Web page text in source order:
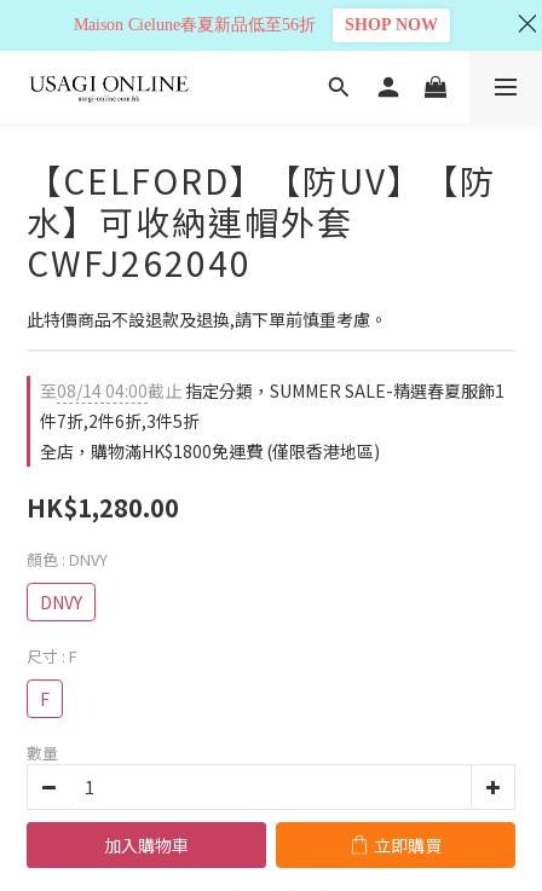
【CELFORD】【防UV】【防
水】可收納連帽外套
CWFJ262040
此特價商品不設退款及退換,請下單前慎重考慮。
至08/14 04:00截止 指定分類，SUMMER SALE-精選春夏服飾1
件7折,2件6折,3件5折
全店，購物滿HK$1800免運費 (僅限香港地區)
HK$1,280.00
顏色 : DNVY
DNVY
尺寸 : F
F
數量
加入購物車 立即購買
Maison Cielune春夏新品低至56折 SHOP NOW